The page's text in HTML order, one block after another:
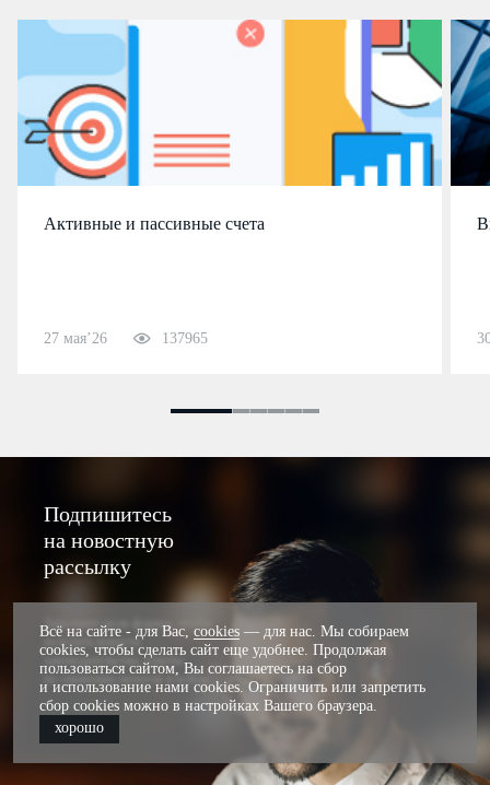
Активные и пассивные счета
27 мая’26 137965
Подпишитесь
на новостную
рассылку
Заполните поля формы, чтобы
получать новости
законодательства, советы
по снижению налогов и кейсы.
Всё на сайте - для Вас, cookies — для нас. Мы собираем
cookies, чтобы сделать сайт еще удобнее. Продолжая
пользоваться сайтом, Вы соглашаетесь на сбор
и использование нами cookies. Ограничить или запретить
сбор cookies можно в настройках Вашего браузера.
хорошо